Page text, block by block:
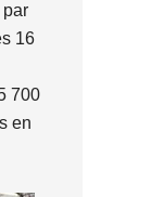
par
16
700
en